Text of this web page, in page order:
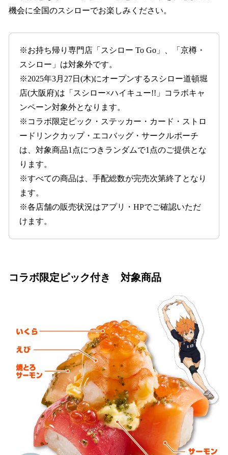
機会に全国のスシローでお楽しみください。
※お持ち帰り専門店「スシロー To Go」、「京樽・
スシロー」は対象外です。
※2025年3月27日(木)にオープンするスシロー道頓堀
店(大阪府)は「スシロー×ハイキュー!!」コラボキャ
ンペーン対象外となります。
※コラボ限定ピック・ステッカー・カード・ストロ
ードリンクカップ・エコバッグ・サークルポーチ
は、対象商品1点につきランダムで1点のご提供とな
ります。
※すべての商品は、手配総数が完売次第終了となり
ます。
※各店舗の販売状況はアプリ・HPでご確認いただ
けます。
コラボ限定ピック付き 対象商品